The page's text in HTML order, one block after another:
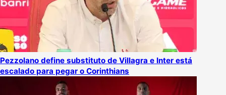
Pezzolano define substituto de Villagra e Inter está
escalado para pegar o Corinthians